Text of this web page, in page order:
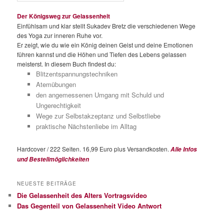
Der Königsweg zur Gelassenheit
Einfühlsam und klar stellt Sukadev Bretz die verschiedenen Wege
des Yoga zur inneren Ruhe vor.
Er zeigt, wie du wie ein König deinen Geist und deine Emotionen
führen kannst und die Höhen und Tiefen des Lebens gelassen
meisterst. In diesem Buch findest du:
Blitzentspannungstechniken
Atemübungen
den angemessenen Umgang mit Schuld und
Ungerechtigkeit
Wege zur Selbstakzeptanz und Selbstliebe
praktische Nächstenliebe im Alltag
Hardcover / 222 Seiten. 16,99 Euro plus Versandkosten.Alle Infos
und Bestellmöglichkeiten
NEUESTE BEITRÄGE
Die Gelassenheit des Alters Vortragsvideo
Das Gegenteil von Gelassenheit Video Antwort